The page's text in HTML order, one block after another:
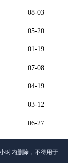
08-03
05-20
01-19
07-08
04-19
03-12
06-27
时内删除，不得用于